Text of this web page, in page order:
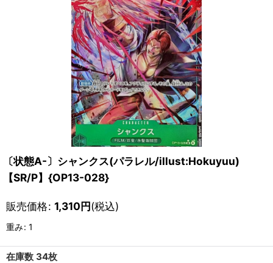
〔状態A-〕シャンクス(パラレル/illust:Hokuyuu)
【SR/P】{OP13-028}
販売価格: 1,310円(税込)
重み: 1
在庫数 34枚